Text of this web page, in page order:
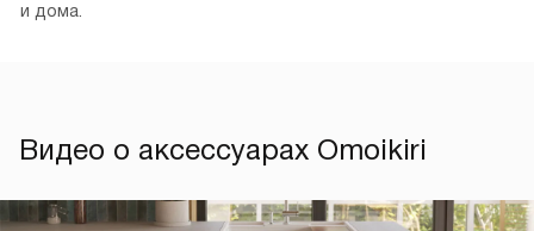
и дома.
Видео о аксессуарах Omoikiri